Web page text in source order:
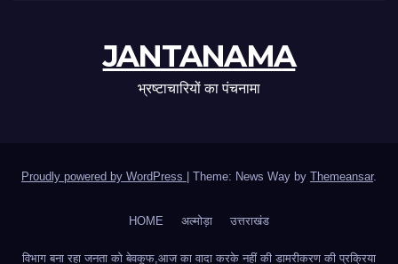
JANTANAMA
भ्रष्टाचारियों का पंचनामा
Proudly powered by WordPress | Theme: News Way by Themeansar.
HOME अल्मोड़ा उत्तराखंड
विभाग बना रहा जनता को बेवकूफ,आज का वादा करके नहीं की डामरीकरण की प्रक्रिया